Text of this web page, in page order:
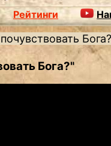
Рейтинги
Бога?
Бога?"